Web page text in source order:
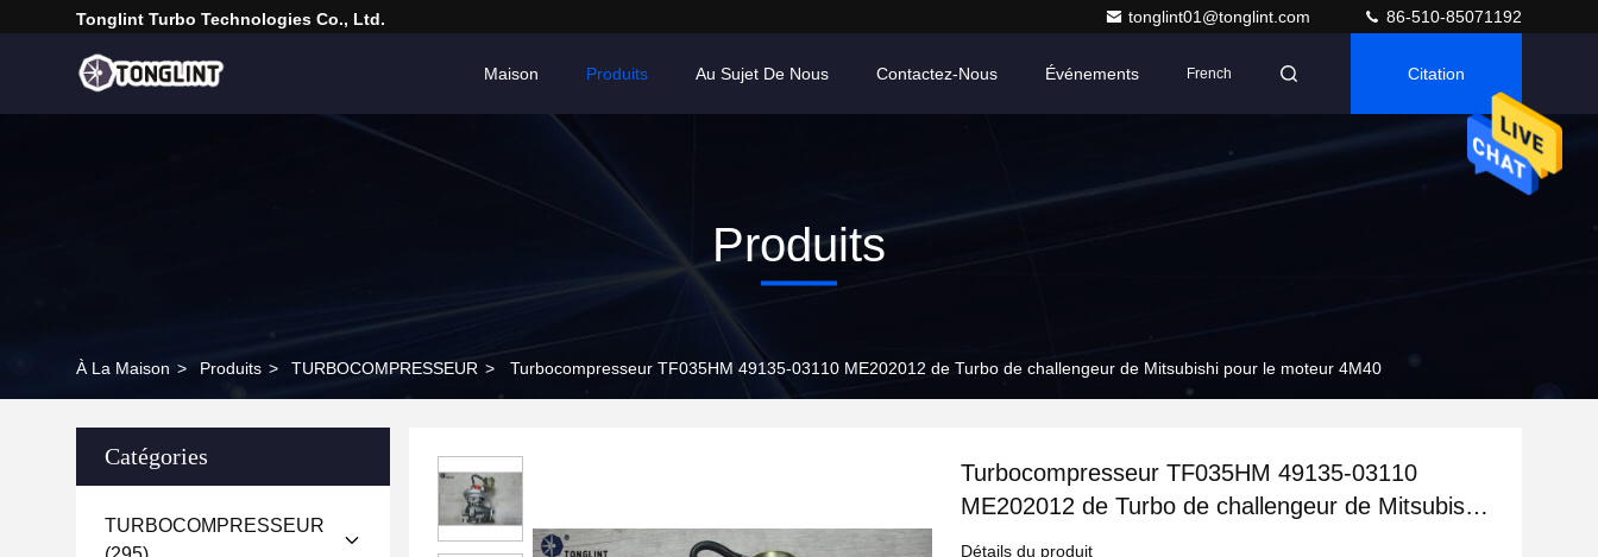
Tonglint Turbo Technologies Co., Ltd. tonglint01@tonglint.com 86-510-85071192
Maison Produits Au Sujet De Nous Contactez-Nous Événements French Citation
Produits
À La Maison > Produits > TURBOCOMPRESSEUR > Turbocompresseur TF035HM 49135-03110 ME202012 de Turbo de challengeur de Mitsubishi pour le moteur 4M40
Catégories
TURBOCOMPRESSEUR
Turbocompresseur TF035HM 49135-03110
ME202012 de Turbo de challengeur de Mitsubishi
pour le moteur 4M40
Détails du produit